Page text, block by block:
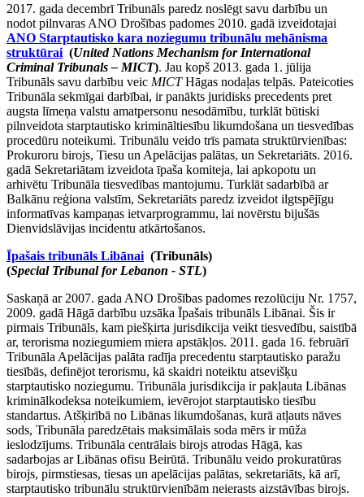
2017. gada decembrī Tribunāls paredz noslēgt savu darbību un
nodot pilnvaras ANO Drošības padomes 2010. gadā izveidotajai
ANO Starptautisko kara noziegumu tribunālu mehānisma
struktūrai (United Nations Mechanism for International
Criminal Tribunals – MICT). Jau kopš 2013. gada 1. jūlija
Tribunāls savu darbību veic MICTHāgas nodaļas telpās. Pateicoties
Tribunāla sekmīgai darbībai, ir panākts juridisks precedents pret
augsta līmeņa valstu amatpersonu nesodāmību, turklāt būtiski
pilnveidota starptautisko krimināltiesību likumdošana un tiesvedības
procedūru noteikumi. Tribunālu veido trīs pamata struktūrvienības:
Prokuroru birojs, Tiesu un Apelācijas palātas, un Sekretariāts. 2016.
gadā Sekretariātam izveidota īpaša komiteja, lai apkopotu un
arhivētu Tribunāla tiesvedības mantojumu. Turklāt sadarbībā ar
Balkānu reģiona valstīm, Sekretariāts paredz izveidot ilgtspējīgu
informatīvas kampaņas ietvarprogrammu, lai novērstu bijušās
Dienvidslāvijas incidentu atkārtošanos.
Īpašais tribunāls Libānai (Tribunāls)
(Special Tribunal for Lebanon - STL)
Saskaņā ar 2007. gada ANO Drošības padomes rezolūciju Nr. 1757,
2009. gadā Hāgā darbību uzsāka Īpašais tribunāls Libānai. Šis ir
pirmais Tribunāls, kam piešķirta jurisdikcija veikt tiesvedību, saistībā
ar, terorisma noziegumiem miera apstākļos. 2011. gada 16. februārī
Tribunāla Apelācijas palāta radīja precedentu starptautisko paražu
tiesībās, definējot terorismu, kā skaidri noteiktu atsevišķu
starptautisko noziegumu. Tribunāla jurisdikcija ir pakļauta Libānas
kriminālkodeksa noteikumiem, ievērojot starptautisko tiesību
standartus. Atšķirībā no Libānas likumdošanas, kurā atļauts nāves
sods, Tribunāla paredzētais maksimālais soda mērs ir mūža
ieslodzījums. Tribunāla centrālais birojs atrodas Hāgā, kas
sadarbojas ar Libānas ofisu Beirūtā. Tribunālu veido prokuratūras
birojs, pirmstiesas, tiesas un apelācijas palātas, sekretariāts, kā arī,
starptautisko tribunālu struktūrvienībām neierasts aizstāvības birojs.